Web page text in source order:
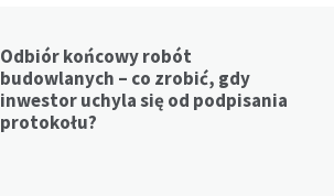
Odbiór końcowy robót
budowlanych – co zrobić, gdy
inwestor uchyla się od podpisania
protokołu?